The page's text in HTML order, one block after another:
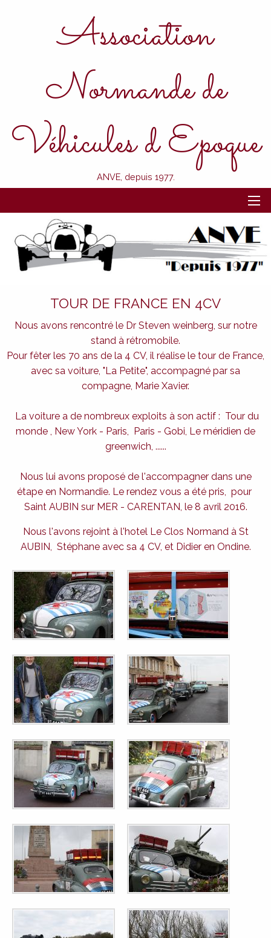
Association
Normande de
Véhicules d Epoque
ANVE, depuis 1977.
TOUR DE FRANCE EN 4CV
Nous avons rencontré le Dr Steven weinberg, sur notre
stand à rétromobile.
Pour fêter les 70 ans de la 4 CV, il réalise le tour de France,
avec sa voiture, "La Petite", accompagné par sa
compagne, Marie Xavier.
La voiture a de nombreux exploits à son actif : Tour du
monde , New York - Paris, Paris - Gobi, Le méridien de
greenwich, ......
Nous lui avons proposé de l'accompagner dans une
étape en Normandie. Le rendez vous a été pris, pour
Saint AUBIN sur MER - CARENTAN, le 8 avril 2016.
Nous l'avons rejoint à l'hotel Le Clos Normand à St
AUBIN, Stéphane avec sa 4 CV, et Didier en Ondine.